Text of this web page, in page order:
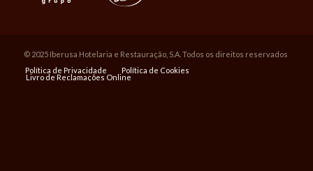
© 2025 Iberusa Hotelaria e Restauração, S.A. Todos os direitos reservados
Política de Privacidade
Política de Cookies
Livro de Reclamações Online